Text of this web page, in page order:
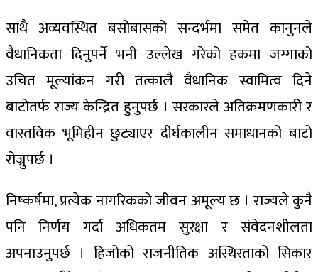
साथै अव्यवस्थित बसोबासको सन्दर्भमा समेत कानुनले
वैधानिकता दिनुपर्ने भनी उल्लेख गरेको हकमा जग्गाको
उचित मूल्यांकन गरी तत्कालै वैधानिक स्वामित्व दिने
बाटोतर्फ राज्य केन्द्रित हुनुपर्छ । सरकारले अतिक्रमणकारी र
वास्तविक भूमिहीन छुट्याएर दीर्घकालीन समाधानको बाटो
रोज्नुपर्छ ।
निष्कर्षमा, प्रत्येक नागरिकको जीवन अमूल्य छ । राज्यले कुनै
पनि निर्णय गर्दा अधिकतम सुरक्षा र संवेदनशीलता
अपनाउनुपर्छ । हिजोको राजनीतिक अस्थिरताको सिकार